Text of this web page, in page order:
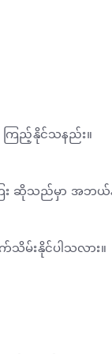
ကြည့်နိုင်သနည်း။
ေး ဆိုသည်မှာ အဘယ်
သိမ်းနိုင်ပါသလား။